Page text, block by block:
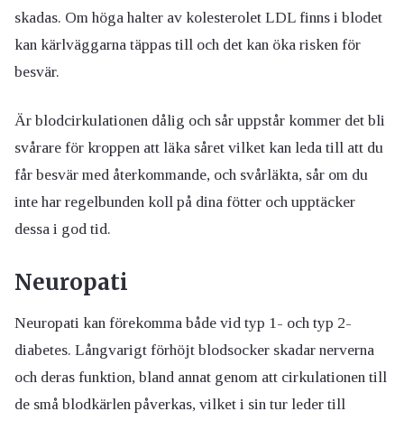
skadas. Om höga halter av kolesterolet LDL finns i blodet
kan kärlväggarna täppas till och det kan öka risken för
besvär.
Är blodcirkulationen dålig och sår uppstår kommer det bli
svårare för kroppen att läka såret vilket kan leda till att du
får besvär med återkommande, och svårläkta, sår om du
inte har regelbunden koll på dina fötter och upptäcker
dessa i god tid.
Neuropati
Neuropati kan förekomma både vid typ 1- och typ 2-
diabetes. Långvarigt förhöjt blodsocker skadar nerverna
och deras funktion, bland annat genom att cirkulationen till
de små blodkärlen påverkas, vilket i sin tur leder till